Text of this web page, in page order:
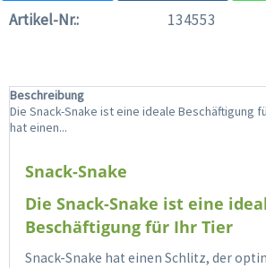
Artikel-Nr.: 134553
Beschreibung
Die Snack-Snake ist eine ideale Beschäftigung
hat einen...
Snack-Snake
Die Snack-Snake ist eine
Beschäftigung für Ihr Tier
Snack-Snake hat einen Schlitz, der